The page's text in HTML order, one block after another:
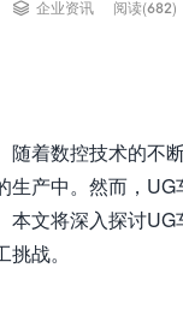
 企业资讯 阅读(682)
着数控技术的不
产中。然而，
文将深入探讨
战。